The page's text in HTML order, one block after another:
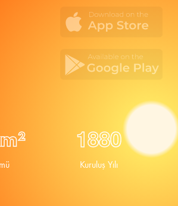
1880
Kuruluş Yılı